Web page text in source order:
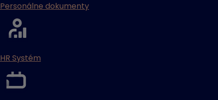
Personálne dokumenty
HR Systém